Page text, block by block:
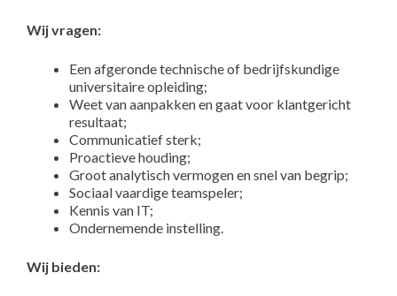
Wij vragen:
Een afgeronde technische of bedrijfskundige
universitaire opleiding;
Weet van aanpakken en gaat voor klantgericht
resultaat;
Communicatief sterk;
Proactieve houding;
Groot analytisch vermogen en snel van begrip;
Sociaal vaardige teamspeler;
Kennis van IT;
Ondernemende instelling.
Wij bieden: